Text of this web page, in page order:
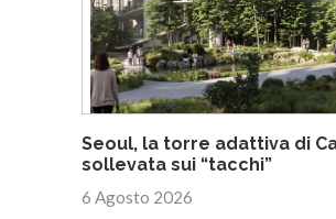
Seoul, la torre adattiva di
sollevata sui “tacchi”
6 Agosto 2026